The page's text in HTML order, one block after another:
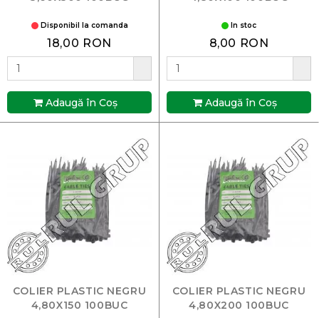
Disponibil la comanda
18,00 RON
Adaugă în Coş
In stoc
8,00 RON
Adaugă în Coş
COLIER PLASTIC NEGRU
4,80X150 100BUC
COLIER PLASTIC NEGRU
4,80X200 100BUC